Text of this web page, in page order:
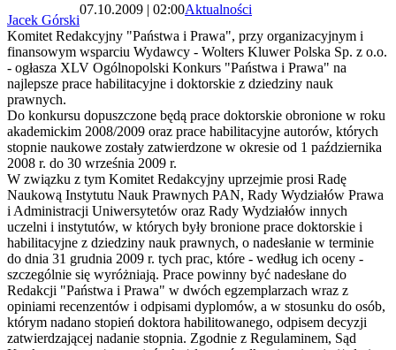
Jacek Górski
07.10.2009 | 02:00Aktualności
Komitet Redakcyjny "Państwa i Prawa", przy organizacyjnym i
finansowym wsparciu Wydawcy - Wolters Kluwer Polska Sp. z o.o.
- ogłasza XLV Ogólnopolski Konkurs "Państwa i Prawa" na
najlepsze prace habilitacyjne i doktorskie z dziedziny nauk
prawnych.
Do konkursu dopuszczone będą prace doktorskie obronione w roku
akademickim 2008/2009 oraz prace habilitacyjne autorów, których
stopnie naukowe zostały zatwierdzone w okresie od 1 października
2008 r. do 30 września 2009 r.
W związku z tym Komitet Redakcyjny uprzejmie prosi Radę
Naukową Instytutu Nauk Prawnych PAN, Rady Wydziałów Prawa
i Administracji Uniwersytetów oraz Rady Wydziałów innych
uczelni i instytutów, w których były bronione prace doktorskie i
habilitacyjne z dziedziny nauk prawnych, o nadesłanie w terminie
do dnia 31 grudnia 2009 r. tych prac, które - według ich oceny -
szczególnie się wyróżniają. Prace powinny być nadesłane do
Redakcji "Państwa i Prawa" w dwóch egzemplarzach wraz z
opiniami recenzentów i odpisami dyplomów, a w stosunku do osób,
którym nadano stopień doktora habilitowanego, odpisem decyzji
zatwierdzającej nadanie stopnia. Zgodnie z Regulaminem, Sąd